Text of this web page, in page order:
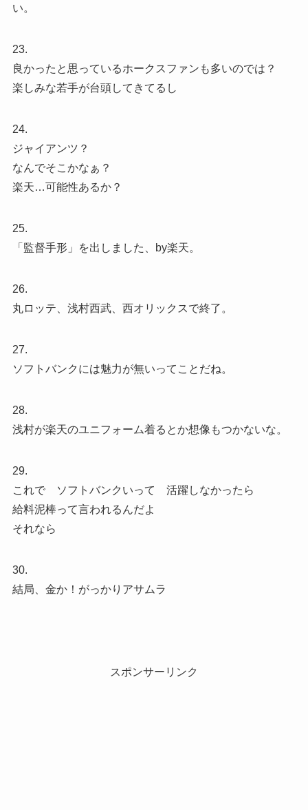
い。
23.
良かったと思っているホークスファンも多いのでは？
楽しみな若手が台頭してきてるし
24.
ジャイアンツ？
なんでそこかなぁ？
楽天…可能性あるか？
25.
「監督手形」を出しました、by楽天。
26.
丸ロッテ、浅村西武、西オリックスで終了。
27.
ソフトバンクには魅力が無いってことだね。
28.
浅村が楽天のユニフォーム着るとか想像もつかないな。
29.
これで ソフトバンクいって 活躍しなかったら
給料泥棒って言われるんだよ
それなら
30.
結局、金か！がっかりアサムラ
スポンサーリンク